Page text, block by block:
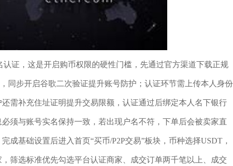
证，这是开启购币权限的硬性门槛，先通过官方渠道下载正规
同步开启谷歌二次验证提升账号防护；认证环节需上传本人身份
需补充住址证明提升交易限额，认证通过后绑定本人名下银行
须与账号实名保持一致，若出现户名不符，下单后会被卖家直
成基础设置后进入首页“买币/P2P交易”板块，币种选择USDT，
筛选标准优先勾选平台认证商家、成交订单两千笔以上、成交